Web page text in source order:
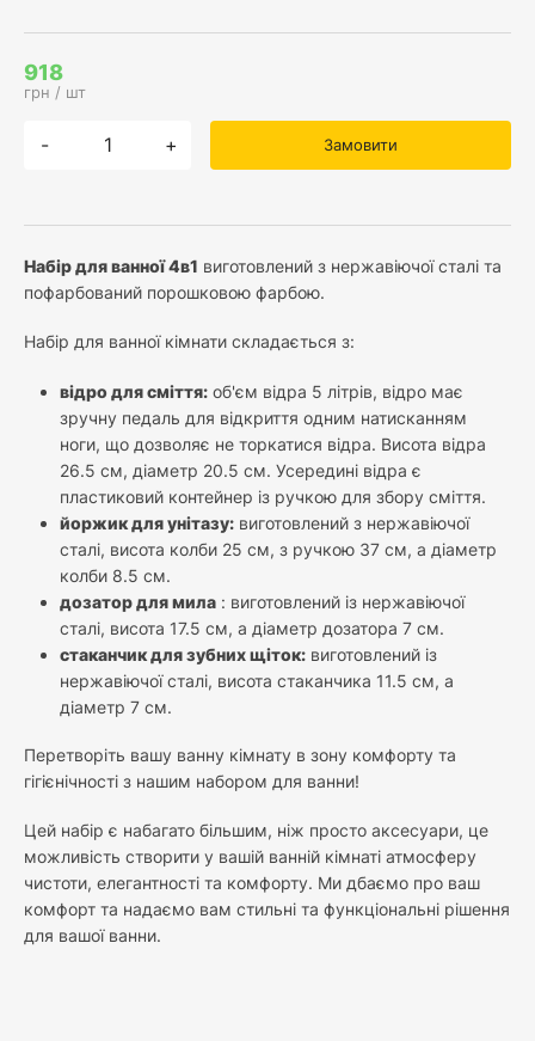
918
грн / шт
- + Замовити
Набір для ванної 4в1 виготовлений з нержавіючої сталі та
пофарбований порошковою фарбою.
Набір для ванної кімнати складається з:
відро для сміття: об'єм відра 5 літрів, відро має
зручну педаль для відкриття одним натисканням
ноги, що дозволяє не торкатися відра. Висота відра
26.5 см, діаметр 20.5 см. Усередині відра є
пластиковий контейнер із ручкою для збору сміття.
йоржик для унітазу: виготовлений з нержавіючої
сталі, висота колби 25 см, з ручкою 37 см, а діаметр
колби 8.5 см.
дозатор для мила : виготовлений із нержавіючої
сталі, висота 17.5 см, а діаметр дозатора 7 см.
стаканчик для зубних щіток: виготовлений із
нержавіючої сталі, висота стаканчика 11.5 см, а
діаметр 7 см.
Перетворіть вашу ванну кімнату в зону комфорту та
гігієнічності з нашим набором для ванни!
Цей набір є набагато більшим, ніж просто аксесуари, це
можливість створити у вашій ванній кімнаті атмосферу
чистоти, елегантності та комфорту. Ми дбаємо про ваш
комфорт та надаємо вам стильні та функціональні рішення
для вашої ванни.